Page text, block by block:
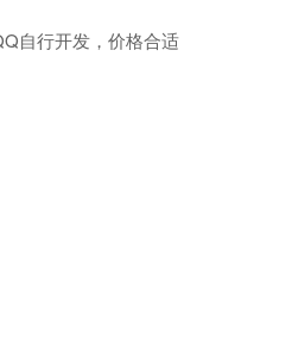
自行开发，价格合适